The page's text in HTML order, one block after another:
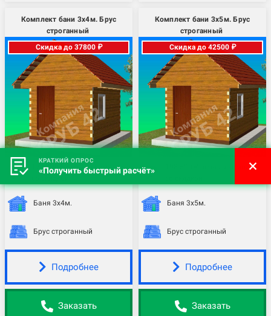
Комплект бани 3х4м. Брус
строганный
Скидка до 37800 ₽
173 400 ₽ цена за комплект
Баня 3х4м.
Брус строганный
Подробнее
Заказать
Комплект бани 3х5м. Брус
строганный
Скидка до 42500 ₽
198 500 ₽ цена за комплект
Баня 3х5м.
Брус строганный
Подробнее
Заказать
КРАТКИЙ ОПРОС
«Получить быстрый расчёт»